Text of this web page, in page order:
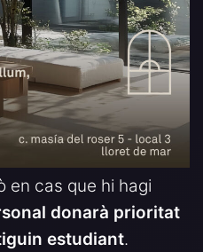
en cas que hi hagi
donarà prioritat
estudiant.